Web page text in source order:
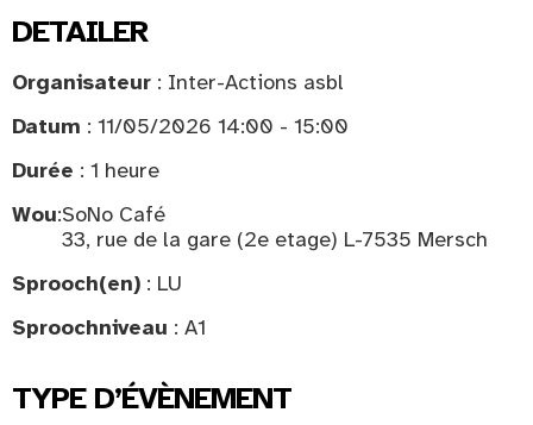
DETAILER
Organisateur : Inter-Actions asbl
Datum : 11/05/2026 14:00 - 15:00
Durée : 1 heure
Wou:SoNo Café
33, rue de la gare (2e etage) L-7535 Mersch
Sprooch(en) : LU
Sproochniveau : A1
TYPE D’ÉVÈNEMENT